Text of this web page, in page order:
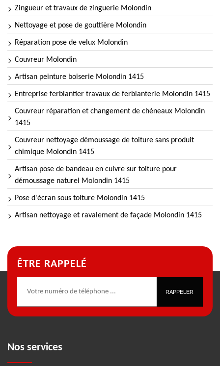
Zingueur et travaux de zinguerie Molondin
Nettoyage et pose de gouttière Molondin
Réparation pose de velux Molondin
Couvreur Molondin
Artisan peinture boiserie Molondin 1415
Entreprise ferblantier travaux de ferblanterie Molondin 1415
Couvreur réparation et changement de chéneaux Molondin
1415
Couvreur nettoyage démoussage de toiture sans produit
chimique Molondin 1415
Artisan pose de bandeau en cuivre sur toiture pour
démoussage naturel Molondin 1415
Pose d'écran sous toiture Molondin 1415
Artisan nettoyage et ravalement de façade Molondin 1415
ÊTRE RAPPELÉ
Nos services